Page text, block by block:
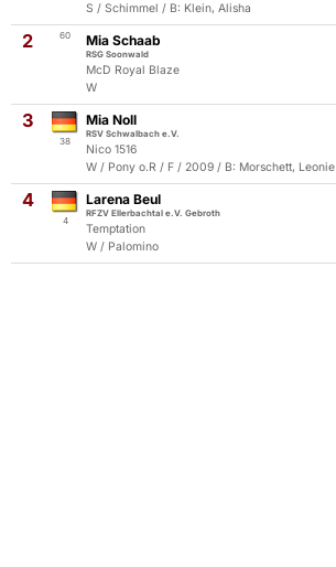
S / Schimmel / B: Klein, Alisha
2 60 Mia Schaab
RSG Soonwald
McD Royal Blaze
W
3
38
Mia Noll
RSV Schwalbach e.V.
Nico 1516
W / Pony o.R / F / 2009 / B: Morschett, Leonie
4
4
Larena Beul
RFZV Ellerbachtal e.V. Gebroth
Temptation
W / Palomino